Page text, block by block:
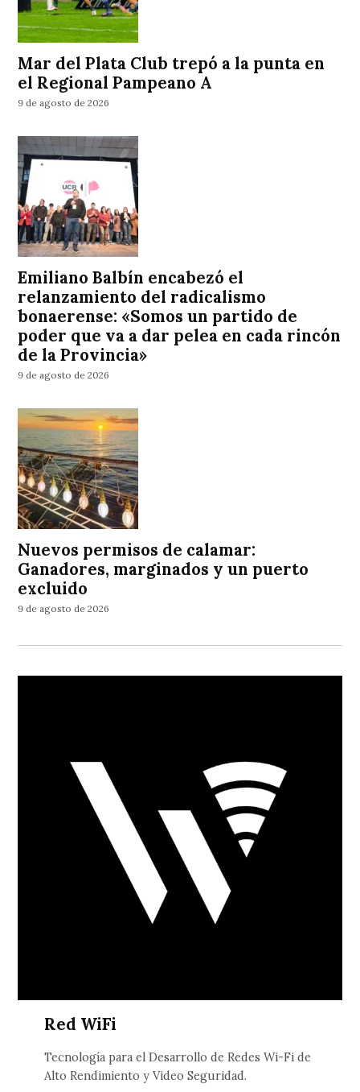
Mar del Plata Club trepó a la punta en
el Regional Pampeano A
9 de agosto de 2026
Emiliano Balbín encabezó el
relanzamiento del radicalismo
bonaerense: «Somos un partido de
poder que va a dar pelea en cada rincón
de la Provincia»
9 de agosto de 2026
Nuevos permisos de calamar:
Ganadores, marginados y un puerto
excluido
9 de agosto de 2026
Red WiFi
Tecnología para el Desarrollo de Redes Wi-Fi de
Alto Rendimiento y Video Seguridad.